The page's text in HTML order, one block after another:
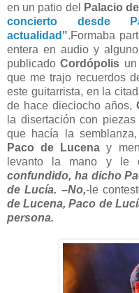
en un patio del
Palacio
concierto
actualidad".Formaba
entera en audio y
publicadoCordópolis
que me trajo recuerdos
este guitarrista, en la
de hace dieciocho años,
la disertación con
que hacía la
Paco de Lucena y
levanto la mano y le
confundido, ha dicho
de Lucía. –No,-le
de Lucena, Paco de
persona.